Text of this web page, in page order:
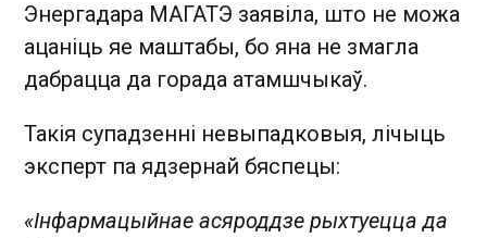
Энергадара МАГАТЭ заявіла, што не можа
ацаніць яе маштабы, бо яна не змагла
дабрацца да горада атамшчыкаў.
Такія супадзенні невыпадковыя, лічыць
эксперт па ядзернай бяспецы:
«Інфармацыйнае асяроддзе рыхтуецца да